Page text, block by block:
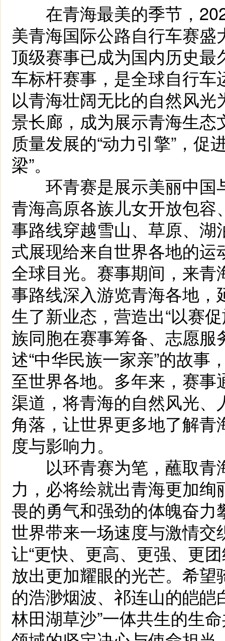
在青海最美的季节，
美青海国际公路自行车赛
顶级赛事已成为国内历史
车标杆赛事，是全球自行车
以青海壮阔无比的自然风
景长廊，成为展示青海生态
质量发展的“动力引擎”，促
梁”。
环青赛是展示美丽中国
青海高原各族儿女开放包
事路线穿越雪山、草原、
式展现给来自世界各地的
全球目光。赛事期间，来
事路线深入游览青海各地
生了新业态，营造出“以赛
族同胞在赛事筹备、志愿
述“中华民族一家亲”的故事
至世界各地。多年来，赛
渠道，将青海的自然风光
角落，让世界更多地了解
度与影响力。
以环青赛为笔，蘸取青
力，必将绘就出青海更加
畏的勇气和强劲的体魄奋
世界带来一场速度与激情
让“更快、更高、更强、更
放出更加耀眼的光芒。希
的浩渺烟波、祁连山的皑皑
林田湖草沙”一体共生的生